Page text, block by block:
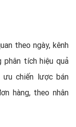
theo ngày, kênh
phân tích hiệu quả
chiến lược bán
hàng, theo nhân